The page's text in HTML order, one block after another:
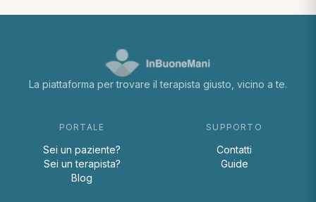
La piattaforma per trovare il terapista giusto, vicino a te.
PORTALE
Sei un paziente?
Sei un terapista?
Blog
SUPPORTO
Contatti
Guide